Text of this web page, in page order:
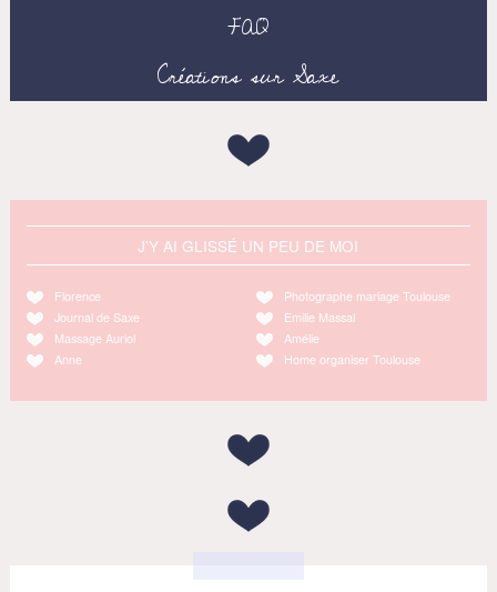
FAQ
Créations sur Saxe
J'Y AI GLISSÉ UN PEU DE MOI
Florence
Journal de Saxe
Massage Auriol
Anne
Photographe mariage Toulouse
Emilie Massal
Amélie
Home organiser Toulouse